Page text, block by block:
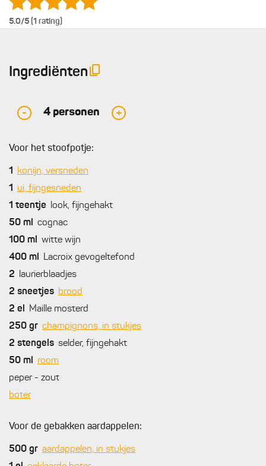
5.0/5 (1 rating)
Ingrediënten
- 4 personen +
Voor het stoofpotje:
1
konijn, versneden
1
ui, fijngesneden
1 teentje
look, fijngehakt
50 ml
cognac
100 ml
witte wijn
400 ml
Lacroix gevogeltefond
2
laurierblaadjes
2 sneetjes brood
2 el
Maille mosterd
250 gr champignons, in stukjes
2 stengels selder, fijngehakt
50 ml
room
peper - zout
boter
Voor de gebakken aardappelen:
500 gr aardappelen, in stukjes